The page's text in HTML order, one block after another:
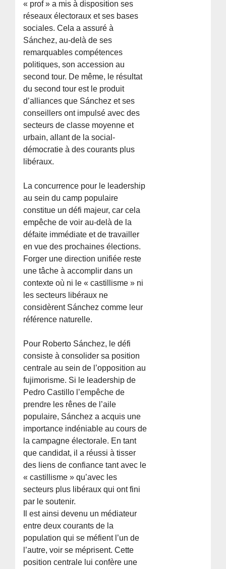
« prof » a mis à disposition ses
réseaux électoraux et ses bases
sociales. Cela a assuré à
Sánchez, au-delà de ses
remarquables compétences
politiques, son accession au
second tour. De même, le résultat
du second tour est le produit
d’alliances que Sánchez et ses
conseillers ont impulsé avec des
secteurs de classe moyenne et
urbain, allant de la social-
démocratie à des courants plus
libéraux.
La concurrence pour le leadership
au sein du camp populaire
constitue un défi majeur, car cela
empêche de voir au-delà de la
défaite immédiate et de travailler
en vue des prochaines élections.
Forger une direction unifiée reste
une tâche à accomplir dans un
contexte où ni le « castillisme » ni
les secteurs libéraux ne
considèrent Sánchez comme leur
référence naturelle.
Pour Roberto Sánchez, le défi
consiste à consolider sa position
centrale au sein de l’opposition au
fujimorisme. Si le leadership de
Pedro Castillo l’empêche de
prendre les rênes de l’aile
populaire, Sánchez a acquis une
importance indéniable au cours de
la campagne électorale. En tant
que candidat, il a réussi à tisser
des liens de confiance tant avec le
« castillisme » qu’avec les
secteurs plus libéraux qui ont fini
par le soutenir.
Il est ainsi devenu un médiateur
entre deux courants de la
population qui se méfient l’un de
l’autre, voir se méprisent. Cette
position centrale lui confère une